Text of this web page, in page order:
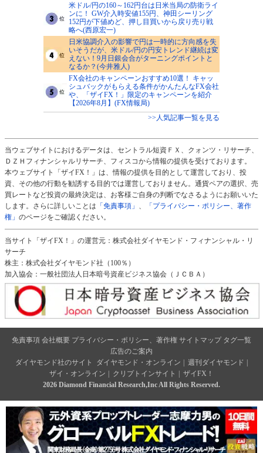
米ドル/円の160～162円台は日米当局の防衛ライ
ンに！ GW介入時安値155円、神田シーリング
152円が下値めど、押し目買いから戻り売り戦
略へ(西原宏一)
日米協調介入の影響で円は一時的に方向感を失
いそうだが、米ドル/円の円安トレンド継続は変
えない！9月日銀会合がターニングポイントと
なるか？(今井雅人)
FX会社のキャンペーンおすすめ10選！ キャッ
シュバックがもらえる条件がかんたんなFX会社
や、「ザイFX！」限定のキャンペーンを紹介
【2026年8月】(FX情報局)
>>人気記事一覧を見る
当ウェブサイトにおけるデータは、セントラル短資ＦＸ、クォンツ・リサーチ、
ＤＺＨフィナンシャルリサーチ、フィスコから情報の提供を受けております。
本ウェブサイト「ザイFX！」は、情報の提供を目的として運営しており、投
資、その他の行動を勧誘する目的では運営しておりません。通貨ペアの選択、売
買レートなど投資の最終決定は、お客様ご自身の判断でなさるようにお願いいた
します。さらに詳しいことは 「免責事項」
「プライバシー・ポリシー、著作
権」 のページをご確認ください。
当サイト「ザイFX！」の運営元：株式会社ダイヤモンド・フィナンシャル・リ
サーチ
株主：株式会社ダイヤモンド社（100％）
加入協会：一般社団法人日本暗号資産ビジネス協会（ＪＣＢＡ）
免責事項 会社概要 プライバシー・ポリシー、著作権 サイトマップ タグ一覧
広告のご案内
ダイヤモンド社のサイト
ダイヤモンド・オンライン 週刊ダイヤモンド
ザイ・オンライン
クリプトインサイト
ザイFX！
2026 Diamond Financial Research,Inc All Rights Reserved.